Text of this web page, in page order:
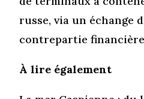
russe, via un échange
contrepartie
À lire également